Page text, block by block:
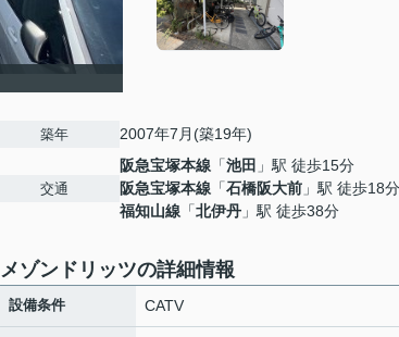
築年 2007年7月(築19年)
交通
阪急宝塚本線 「池田 」駅 徒歩15分
阪急宝塚本線 「石橋阪大前 」駅 徒歩18分
福知山線 「北伊丹 」駅 徒歩38分
メゾンドリッツの詳細情報
設備条件 CATV